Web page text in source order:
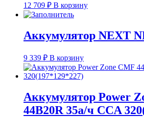
12 709 ₽ В корзину
Аккумулятор NEXT
9 339 ₽ В корзину
Аккумулятор Power
44B20R 35а/ч CCA